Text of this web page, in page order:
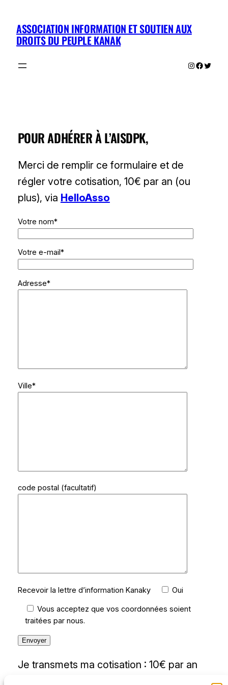
contenu
ASSOCIATION INFORMATION ET SOUTIEN AUX
DROITS DU PEUPLE KANAK
Instagram
Twitter
POUR ADHÉRER À L’AISDPK,
Merci de remplir ce formulaire et de
régler votre cotisation, 10€ par an (ou
plus), via HelloAsso
Votre nom*
Votre e-mail*
Adresse*
Ville*
code postal (facultatif)
Recevoir la lettre d’information Kanaky Oui
Vous acceptez que vos coordonnées soient
traitées par nous.
Je transmets ma cotisation : 10€ par an